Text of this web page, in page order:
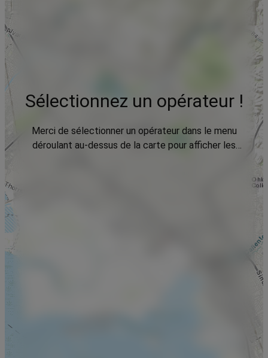
Sélectionnez un opérateur !
Merci de sélectionner un opérateur dans le menu
déroulant au-dessus de la carte pour afficher les